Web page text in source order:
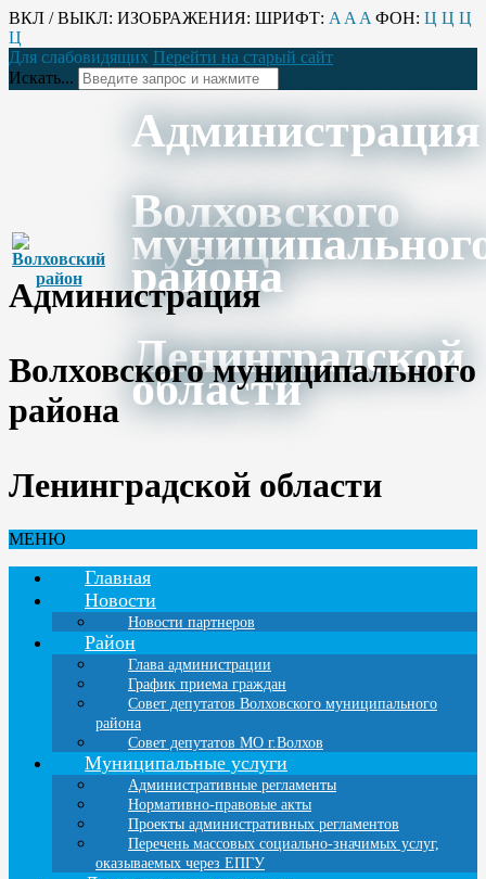
ВКЛ / ВЫКЛ: ИЗОБРАЖЕНИЯ: ШРИФТ: A A A ФОН: Ц Ц Ц
Ц
Для слабовидящих Перейти на старый сайт
Искать...
Администрация
Волховского
района
Ленинградской
области
Администрация
Волховского муниципального
района
Ленинградской области
МЕНЮ
Главная
Новости
Новости партнеров
Район
Глава администрации
График приема граждан
Совет депутатов Волховского муниципального
района
Совет депутатов МО г.Волхов
Муниципальные услуги
Административные регламенты
Нормативно-правовые акты
Проекты административных регламентов
Перечень массовых социально-значимых услуг,
оказываемых через ЕПГУ